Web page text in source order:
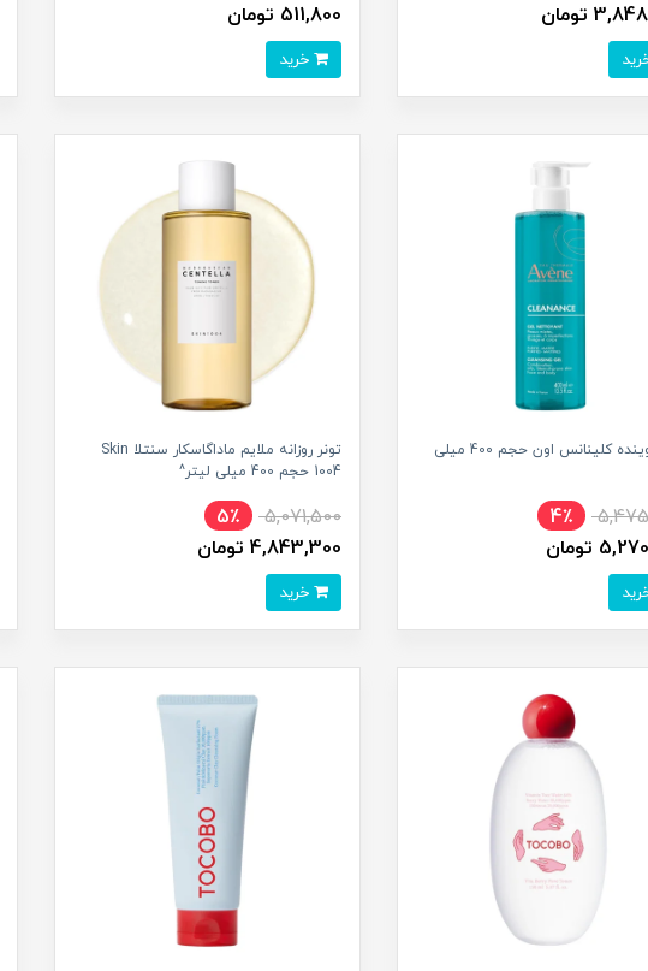
تومان
511,800 تومان
خرید
ژل شوینده کلینانس اون حجم 400 میلی
4٪
تومان
تونر روزانه ملایم ماداگاسکار سنتلا Skin
1004 حجم 400 میلی لیتر^
5,071,500
5٪
4,843,300 تومان
خرید